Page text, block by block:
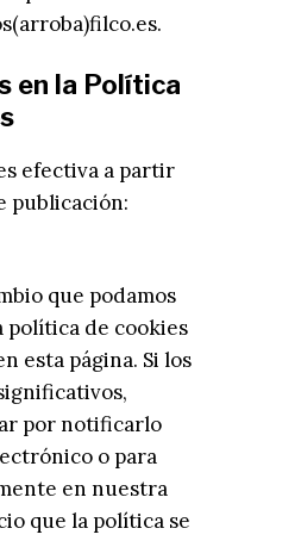
en la Política
efectiva a partir
publicación:
que podamos
política de cookies
esta página. Si los
por notificarlo
o para
en nuestra
que la política se